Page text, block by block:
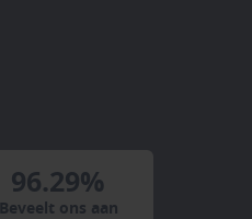
96.29%
Beveelt ons aan